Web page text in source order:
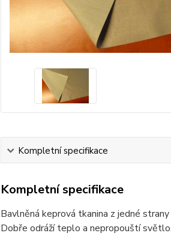
Kompletní specifikace
Kompletní specifikace
Bavlněná keprová tkanina z jedné
Dobře odráží teplo a nepropouští